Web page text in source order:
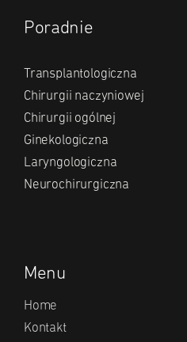
Poradnie
Transplantologiczna
Chirurgii naczyniowej
Chirurgii ogólnej
Ginekologiczna
Laryngologiczna
Neurochirurgiczna
Menu
Home
Kontakt